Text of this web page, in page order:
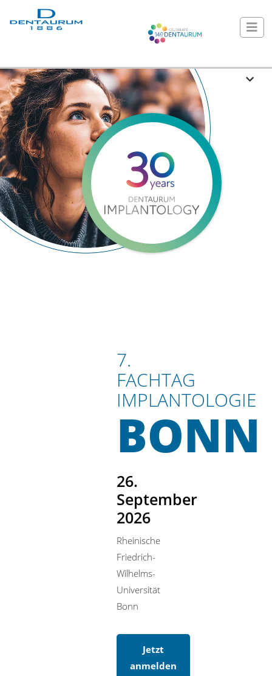
7.
FACHTAG
IMPLANTOLOGIE
BONN
26.
September
2026
Rheinische
Friedrich-
Wilhelms-
Universität
Bonn
Jetzt
anmelden